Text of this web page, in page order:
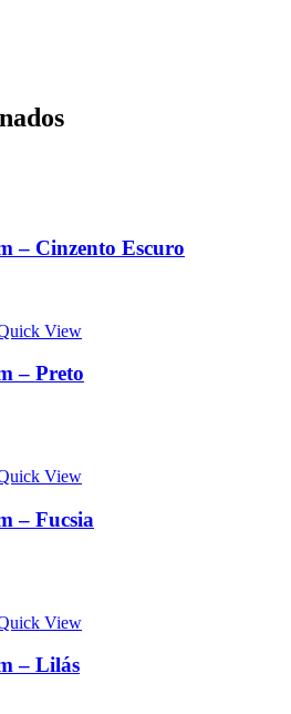
– Cinzento Escuro
View
– Preto
View
– Fucsia
View
– Lilás